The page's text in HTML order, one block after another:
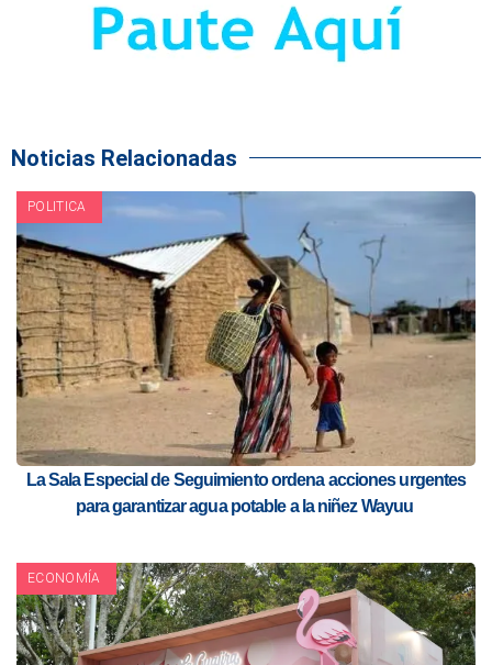
Noticias Relacionadas
POLITICA
La Sala Especial de Seguimiento ordena acciones urgentes
para garantizar agua potable a la niñez Wayuu
ECONOMÍA